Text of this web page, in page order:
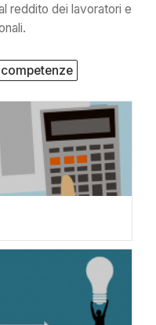
reddito dei lavoratori e